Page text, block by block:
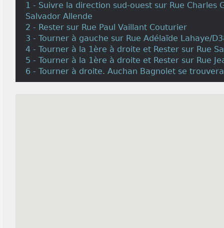
1 - Suivre la direction sud-ouest sur Rue Charles
Salvador Allende
2 - Rester sur Rue Paul Vaillant Couturier
3 - Tourner à gauche sur Rue Adélaïde Lahaye/
4 - Tourner à la 1ère à droite et Rester sur Rue
5 - Tourner à la 1ère à droite et Rester sur Rue
6 - Tourner à droite. Auchan Bagnolet se